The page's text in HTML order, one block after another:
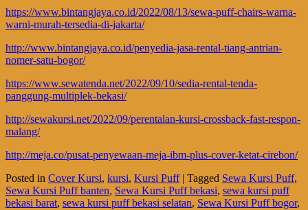
https://www.bintangjaya.co.id/2022/08/13/sewa-puff-chairs-warna-
warni-murah-tersedia-di-jakarta/
http://www.bintangjaya.co.id/penyedia-jasa-rental-tiang-antrian-
nomer-satu-bogor/
https://www.sewatenda.net/2022/09/10/sedia-rental-tenda-
panggung-multiplek-bekasi/
http://sewakursi.net/2022/09/perentalan-kursi-crossback-fast-respon-
malang/
http://meja.co/pusat-penyewaan-meja-ibm-plus-cover-ketat-cirebon/
Posted in Cover Kursi, kursi, Kursi Puff | Tagged Sewa Kursi Puff,
Sewa Kursi Puff banten, Sewa Kursi Puff bekasi, sewa kursi puff
bekasi barat, sewa kursi puff bekasi selatan, Sewa Kursi Puff bogor,